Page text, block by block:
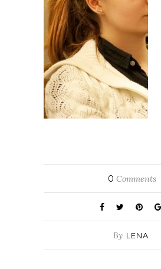
0 Comments
By LENA